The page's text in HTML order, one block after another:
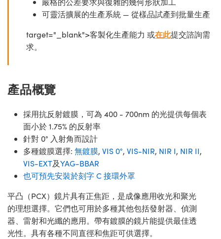
可靈活擴展的生產系統 — 從樣品試產到批量生產
target="_blank">客製化生產能力 或在此提交諮詢需
求。
產品概覽
採用抗反射鍍膜，可為 400 - 700nm 的光提供每個表
面小於 1.75% 的反射率
針對 0° 入射角而設計
多種鍍膜選擇: 無鍍膜, VIS 0°, VIS-NIR, NIR I, NIR II,
VIS-EXT及YAG-BBAR
也可預先安裝於刻字 C 接環外罩
平凸（PCX）鏡片具有正焦距，是成像應用收光和聚光
的理想選擇。它們也可用於多種其他包括發射器、偵測
器、雷射和光纖的應用。帶有鍍膜的鏡片能提供最佳透
光性。具有各種不同直徑和焦距可供選擇。